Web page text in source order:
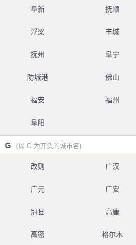
阜新 抚顺
浮梁 丰城
抚州 阜宁
防城港 佛山
福安 福州
阜阳
G (以 G 为开头的城市名)
改则 广汉
广元 广安
冠县 高唐
高密 格尔木